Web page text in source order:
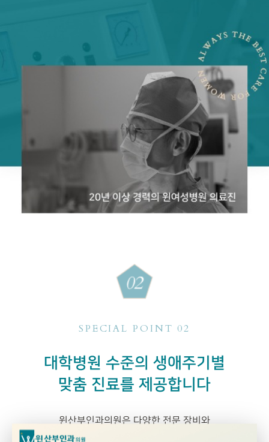
SPECIAL POINT 02
대학병원 수준의 생애주기별
맞춤 진료를 제공합니다
윈산부인과의원은 다양한 전문 장비와
쾌적한 시설로